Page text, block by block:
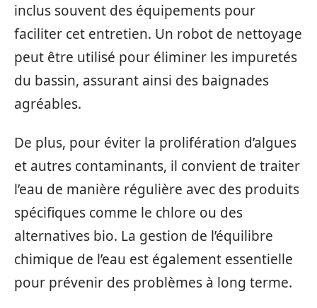
inclus souvent des équipements pour
faciliter cet entretien. Un robot de nettoyage
peut être utilisé pour éliminer les impuretés
du bassin, assurant ainsi des baignades
agréables.
De plus, pour éviter la prolifération d’algues
et autres contaminants, il convient de traiter
l’eau de manière régulière avec des produits
spécifiques comme le chlore ou des
alternatives bio. La gestion de l’équilibre
chimique de l’eau est également essentielle
pour prévenir des problèmes à long terme.